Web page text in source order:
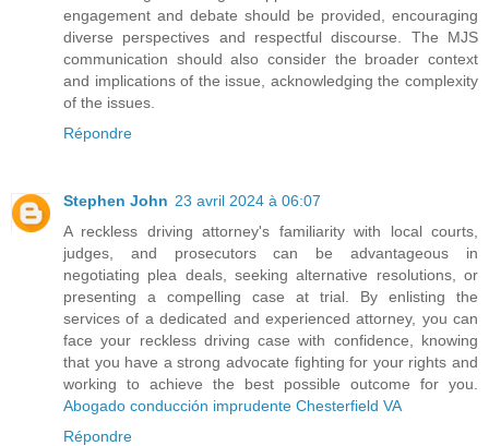
engagement and debate should be provided, encouraging
diverse perspectives and respectful discourse. The MJS
communication should also consider the broader context
and implications of the issue, acknowledging the complexity
of the issues.
Répondre
Stephen John 23 avril 2024 à 06:07
A reckless driving attorney's familiarity with local courts,
judges, and prosecutors can be advantageous in
negotiating plea deals, seeking alternative resolutions, or
presenting a compelling case at trial. By enlisting the
services of a dedicated and experienced attorney, you can
face your reckless driving case with confidence, knowing
that you have a strong advocate fighting for your rights and
working to achieve the best possible outcome for you.
Abogado conducción imprudente Chesterfield VA
Répondre